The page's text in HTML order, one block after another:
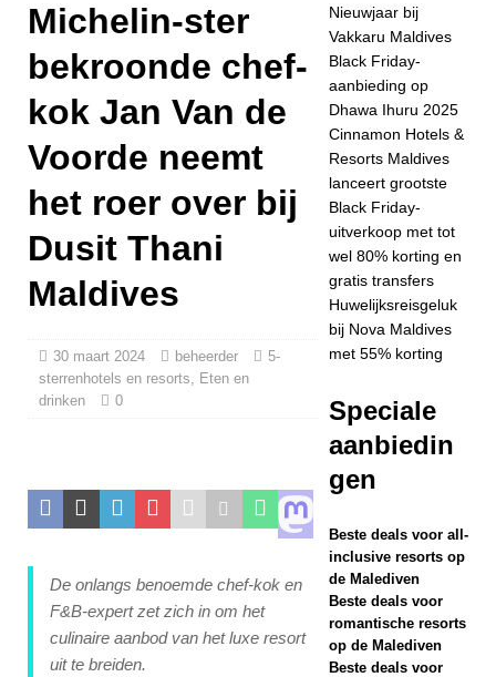
2025 ] Black
Friday-aanbieding
op Dhawa Ihuru
AANBIEDINGEN
Hotels & Resorts
Friday-uitverkoop
met tot wel 80%
transfers
SPECIALE
Michelin-ster
bekroonde chef-
kok Jan Van de
Voorde neemt
het roer over bij
Dusit Thani
Maldives
30 maart 2024 beheerder
5-
sterrenhotels en resorts, Eten en
drinken
0
De onlangs benoemde chef-kok en
F&B-expert zet zich in om het
culinaire aanbod van het luxe resort
uit te breiden.
Nieuwjaar bij
Vakkaru Maldives
Black Friday-
aanbieding op
Dhawa Ihuru 2025
Cinnamon Hotels &
Resorts Maldives
lanceert grootste
Black Friday-
uitverkoop met tot
wel 80% korting en
gratis transfers
Huwelijksreisgeluk
bij Nova Maldives
met 55% korting
Speciale
aanbiedin
gen
Beste deals voor all-
inclusive resorts op
de Malediven
Beste deals voor
romantische resorts
op de Malediven
Beste deals voor